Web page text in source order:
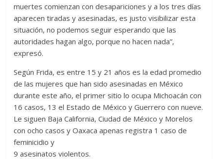
muertes comienzan con desapariciones y a los tres días
aparecen tiradas y asesinadas, es justo visibilizar esta
situación, no podemos seguir esperando que las
autoridades hagan algo, porque no hacen nada”,
expresó.
Según Frida, es entre 15 y 21 años es la edad promedio
de las mujeres que han sido asesinadas en México
durante este año, el primer sitio lo ocupa Michoacán con
16 casos, 13 el Estado de México y Guerrero con nueve.
Le siguen Baja California, Ciudad de México y Morelos
con ocho casos y Oaxaca apenas registra 1 caso de
feminicidio y
9 asesinatos violentos.